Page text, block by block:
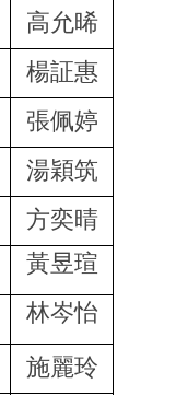
高允晞
楊証惠
張佩婷
湯穎筑
方奕晴
黃昱瑄
林岑怡
施麗玲